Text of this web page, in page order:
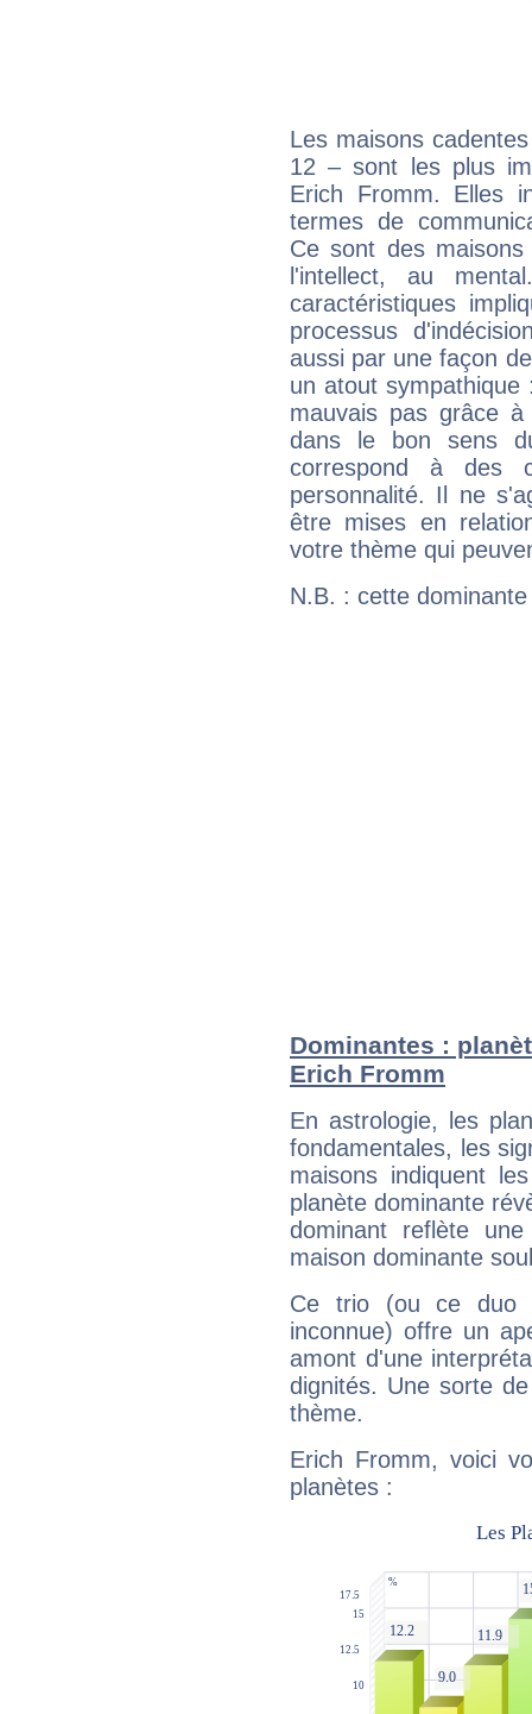
Les maisons
12 – sont les plus
Erich Fromm. Elles
termes de
Ce sont des
l'intellect, au
caractéristiques
processus
aussi par une façon
un atout
mauvais pas grâce
dans le bon sens
correspond à des
personnalité. Il ne
être mises en
votre thème qui
N.B. : cette
Dominantes :
Erich Fromm
En astrologie, les
fondamentales, les
maisons indiquent
planète dominante
dominant reflète
maison dominante
Ce trio (ou ce duo
inconnue) offre un
amont d'une
dignités. Une sorte
thème.
Erich Fromm, voici
planètes :